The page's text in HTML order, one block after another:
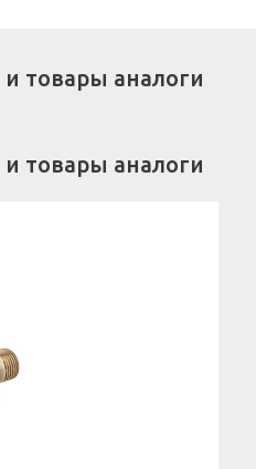
товары аналоги
товары аналоги